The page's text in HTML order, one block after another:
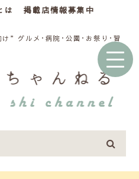
は 掲載店情報募集中
”グルメ･病院･公園･お祭り･習